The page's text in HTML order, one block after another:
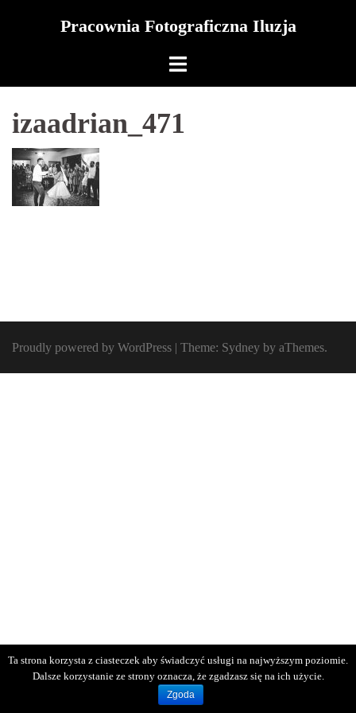
Pracownia Fotograficzna Iluzja
izaadrian_471
Proudly powered by WordPress | Theme: Sydney by aThemes.
Ta strona korzysta z ciasteczek aby świadczyć usługi na najwyższym poziomie.
Dalsze korzystanie ze strony oznacza, że zgadzasz się na ich użycie.
Zgoda